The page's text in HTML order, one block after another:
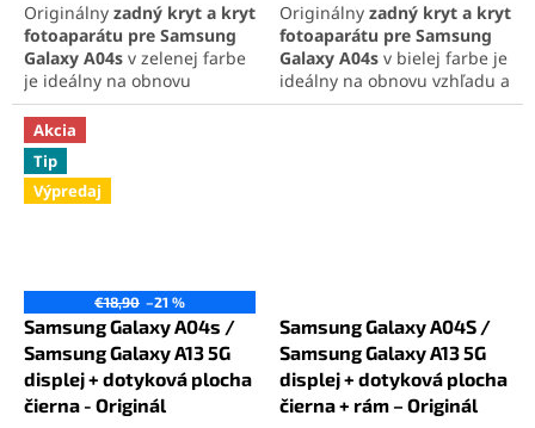
Originálny zadný kryt a kryt
fotoaparátu pre Samsung
Galaxy A04s v zelenej farbe
je ideálny na obnovu
vzhľadu a funkčnosti
telefónu. Balenie obsahuje
kryt batérie aj ochranné
sklíčko objektívu. Zabezpečí
svieži dizajn a spoľahlivú
Originálny zadný kryt a kryt
fotoaparátu pre Samsung
Galaxy A04s v bielej farbe je
ideálny na obnovu vzhľadu a
funkčnosti telefónu.
Akcia
Tip
Výpredaj
€18,90 –21 %
Samsung Galaxy A04s /
Samsung Galaxy A13 5G
displej + dotyková plocha
čierna - Originál
Samsung Galaxy A04S /
Samsung Galaxy A13 5G
displej + dotyková plocha
čierna + rám – Originál